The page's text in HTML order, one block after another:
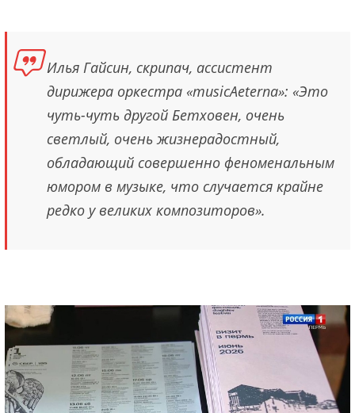
Илья Гайсин, скрипач, ассистент
дирижера оркестра «musicAeterna»: «Это
чуть-чуть другой Бетховен, очень
светлый, очень жизнерадостный,
обладающий совершенно феноменальным
юмором в музыке, что случается крайне
редко у великих композиторов».